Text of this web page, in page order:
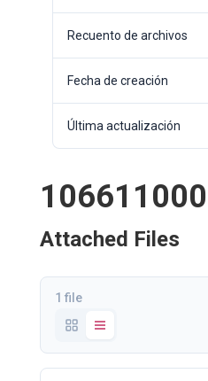
Recuento de archivos
Fecha de creación
Última actualización
Attached Files
1 file